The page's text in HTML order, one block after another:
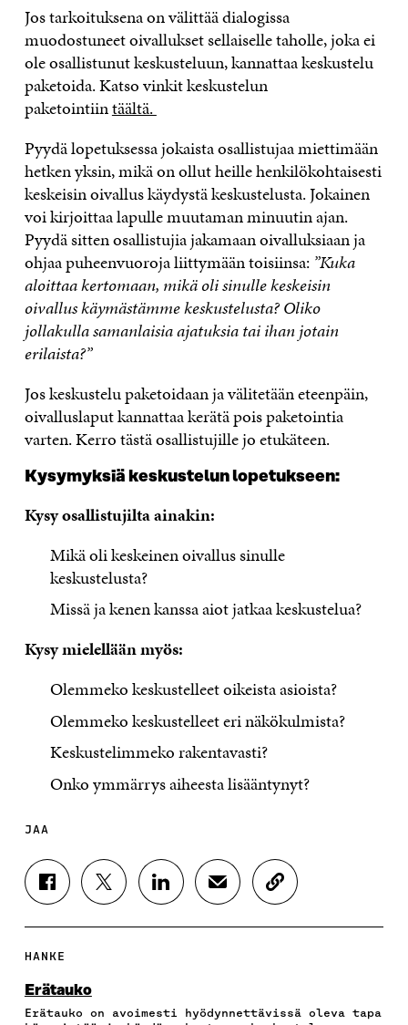
Jos tarkoituksena on välittää dialogissa
muodostuneet oivallukset sellaiselle taholle, joka ei
ole osallistunut keskusteluun, kannattaa keskustelu
paketoida. Katso vinkit keskustelun
paketointiintäältä.
Pyydä lopetuksessa jokaista osallistujaa miettimään
hetken yksin, mikä on ollut heille henkilökohtaisesti
keskeisin oivallus käydystä keskustelusta. Jokainen
voi kirjoittaa lapulle muutaman minuutin ajan.
Pyydä sitten osallistujia jakamaan oivalluksiaan ja
ohjaa puheenvuoroja liittymään toisiinsa: ”Kuka
aloittaa kertomaan, mikä oli sinulle keskeisin
oivallus käymästämme keskustelusta? Oliko
jollakulla samanlaisia ajatuksia tai ihan jotain
erilaista?”
Jos keskustelu paketoidaan ja välitetään eteenpäin,
oivalluslaput kannattaa kerätä pois paketointia
varten. Kerro tästä osallistujille jo etukäteen.
Kysymyksiä keskustelun lopetukseen:
Kysy osallistujilta ainakin:
Mikä oli keskeinen oivallus sinulle
keskustelusta?
Missä ja kenen kanssa aiot jatkaa keskustelua?
Kysy mielellään myös:
Olemmeko keskustelleet oikeista asioista?
Olemmeko keskustelleet eri näkökulmista?
Keskustelimmeko rakentavasti?
Onko ymmärrys aiheesta lisääntynyt?
JAA
J
A
A
E
O
J
A
E
J
A
D
J
A
P
K
O
T
HANKE
Erätauko
Erätauko on avoimesti hyödynnettävissä oleva tapa